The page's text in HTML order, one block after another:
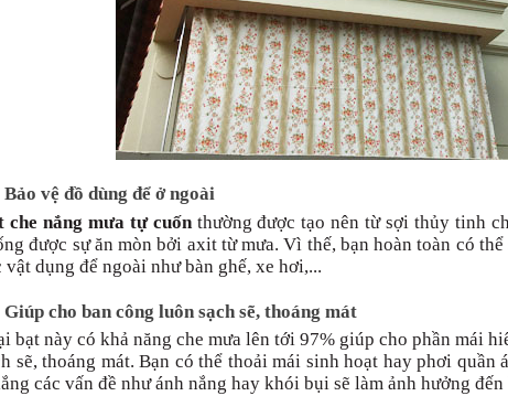
Bảo vệ đồ dùng để ở ngoài
che nắng mưa tự cuốnthường được tạo nên từ sợi thủy tinh
được sự ăn mòn bởi axit từ mưa. Vì thế, bạn hoàn toàn có
vật dụng để ngoài như bàn ghế, xe hơi,...
Giúp cho ban công luôn sạch sẽ, thoáng mát
bạt này có khả năng che mưa lên tới 97% giúp cho phần mái
sẽ, thoáng mát. Bạn có thể thoải mái sinh hoạt hay phơi quần
các vấn đề như ánh nắng hay khói bụi sẽ làm ảnh hưởng đến